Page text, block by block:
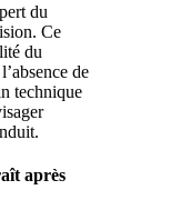
du
Ce
du
de
technique
après